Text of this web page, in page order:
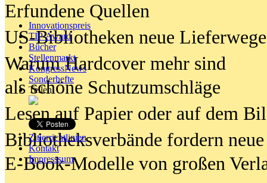
Innovationspreis
TIP Award
Bücher
Stellenmarkt
KongressNews
Sonderhefte
Teilen
Zitierrichtlinien
Kontakt
Impresssum
Erfundene Quellen
US-Bibliotheken neue Lieferwege
Warum Hardcover mehr sind
als schöne Schutzumschläge
Lesen auf Papier oder auf dem
Bibliotheksverbände fordern neue
E-Book-Modelle von großen